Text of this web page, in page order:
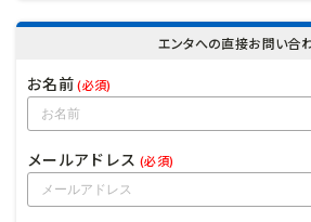
エンタへの直接お問い合
お名前(必須)
メールアドレス (必須)